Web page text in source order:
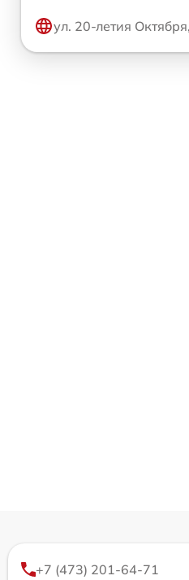
ул. 20-летия
+7 (473) 201-64-71